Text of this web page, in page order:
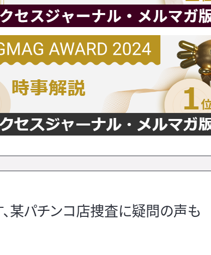
某パチンコ店捜査に疑問の声も